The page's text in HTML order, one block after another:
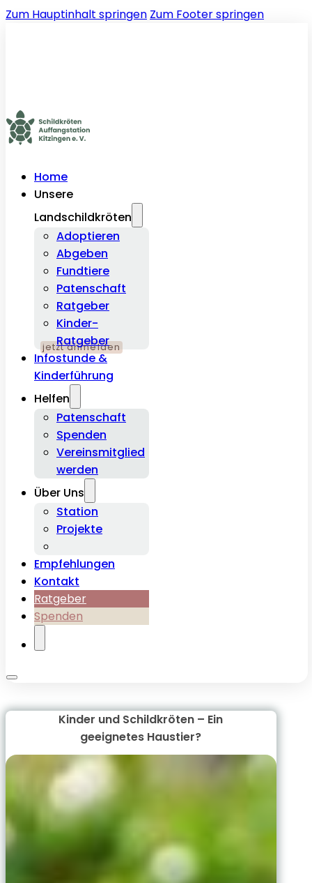
Zum Hauptinhalt springen Zum Footer springen
Home
Unsere
Landschildkröten
Adoptieren
Abgeben
Fundtiere
Patenschaft
Ratgeber
Kinder-
Ratgeber
Infostunde &
Kinderführung
Helfen
Patenschaft
Spenden
Vereinsmitglied
werden
Über Uns
Station
Projekte
Empfehlungen
Kontakt
Ratgeber
Spenden
Kinder und Schildkröten – Ein
geeignetes Haustier?